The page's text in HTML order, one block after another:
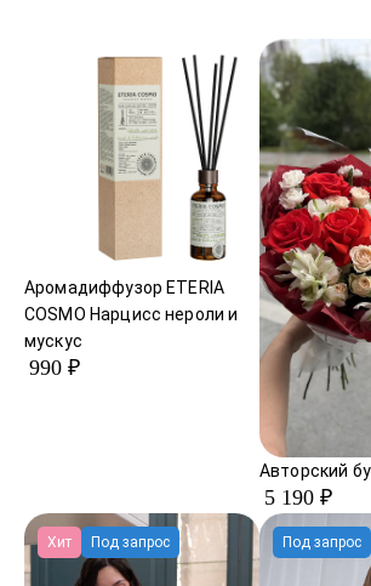
Аромадиффузор ETERIA
COSMO Нарцисс нероли и
мускус
990 ₽
Авторский
5 190 ₽
Хит Под запрос Под запрос